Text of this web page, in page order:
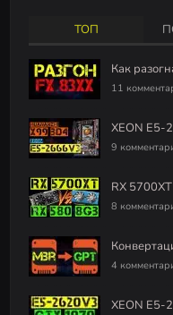
ТОП
Как
11
XEON E5-
9
RX
8
4
XEON E5-